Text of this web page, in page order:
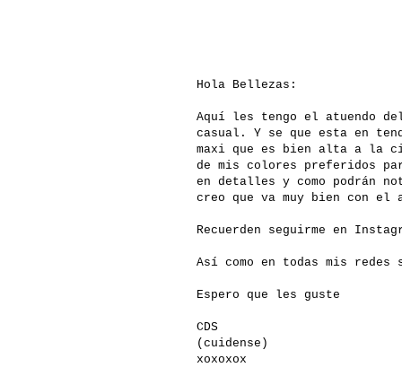
Hola Bellezas:
Aquí les tengo el atuendo
casual. Y se que esta en
maxi que es bien alta a la
de mis colores preferidos
en detalles y como podrán
creo que va muy bien con el
Recuerden seguirme en
Así como en todas mis
Espero que les guste
CDS
(cuidense)
xoxoxox